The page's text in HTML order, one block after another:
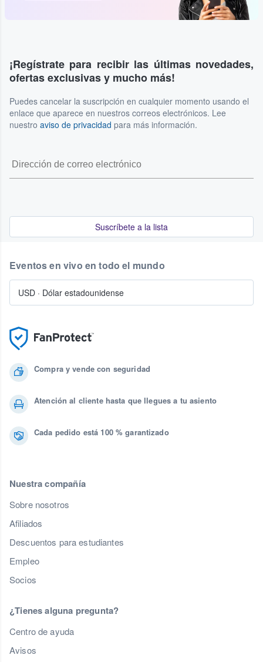
¡Regístrate para recibir las últimas novedades,
ofertas exclusivas y mucho más!
Puedes cancelar la suscripción en cualquier momento usando el
enlace que aparece en nuestros correos electrónicos. Lee
nuestro aviso de privacidad para más información.
Suscríbete a la lista
Compra y vende con seguridad
Atención al cliente hasta que llegues a tu asiento
Cada pedido está 100 % garantizado
Nuestra compañía
Sobre nosotros
Afiliados
Descuentos para estudiantes
Empleo
Socios
¿Tienes alguna pregunta?
Centro de ayuda
Avisos
Eventos en vivo en todo el mundo
USD · Dólar estadounidense